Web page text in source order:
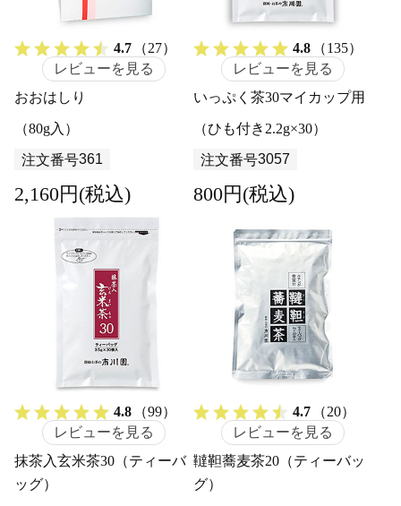
4.7
（27）
レビューを見る
おおはしり
（80g入）
注文番号361
2,160円(税込)
4.8
（135）
レビューを見る
いっぷく茶30マイカップ用
（ひも付き2.2g×30）
注文番号3057
800円(税込)
4.8
（99）
レビューを見る
抹茶入玄米茶30（ティーバ
ッグ）
4.7
（20）
レビューを見る
韃靼蕎麦茶20（ティーバッ
グ）